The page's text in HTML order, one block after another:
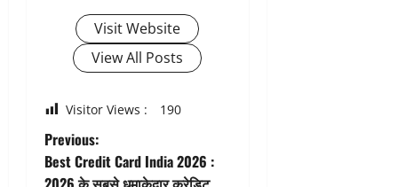
Visit Website
View All Posts
Visitor Views : 190
P
Previous:
Best Credit Card India 2026 :